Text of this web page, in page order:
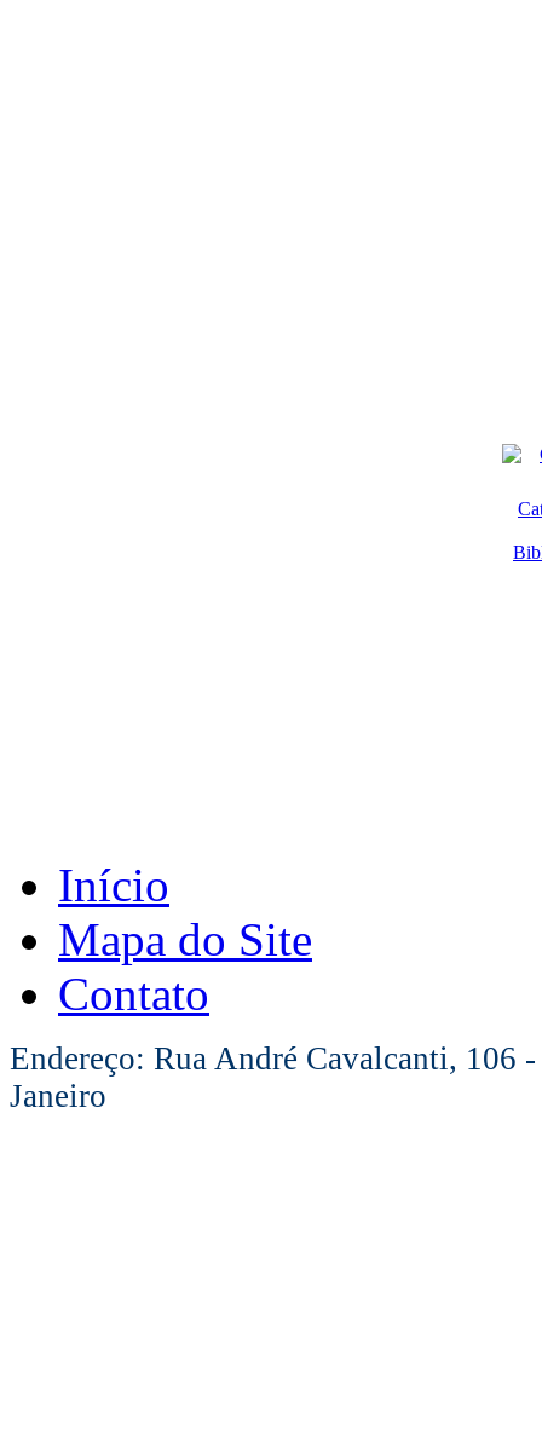
Início
Mapa do Site
Contato
Endereço: Rua André Cavalcanti, 106
Janeiro